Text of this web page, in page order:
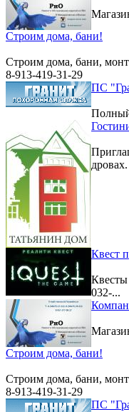
Строим дома, бани!
Строим дома, бани,
8-913-419-31-29
ПС
дровах.
Квест
032-...
Строим дома, бани!
Строим дома, бани,
8-913-419-31-29
ПС